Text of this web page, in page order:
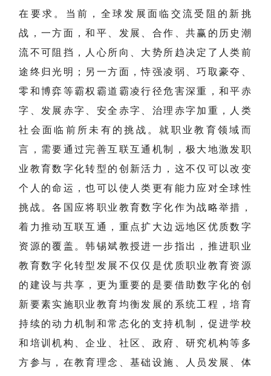
在要求。当前，全球发展面临交流受阻的新挑
战，一方面，和平、发展、合作、共赢的历史潮
流不可阻挡，人心所向、大势所趋决定了人类前
途终归光明；另一方面，恃强凌弱、巧取豪夺、
零和博弈等霸权霸道霸凌行径危害深重，和平赤
字、发展赤字、安全赤字、治理赤字加重，人类
社会面临前所未有的挑战。就职业教育领域而
言，需要通过完善互联互通机制，极大地激发职
业教育数字化转型的创新活力，这不仅可以改变
个人的命运，也可以使人类更有能力应对全球性
挑战。各国应将职业教育数字化作为战略举措，
着力推动互联互通，重点扩大边远地区优质数字
资源的覆盖。韩锡斌教授进一步指出，推进职业
教育数字化转型发展不仅仅是优质职业教育资源
的建设与共享，更为重要的是要借助数字化的创
新要素实施职业教育均衡发展的系统工程，培育
持续的动力机制和常态化的支持机制，促进学校
和培训机构、企业、社区、政府、研究机构等多
方参与，在教育理念、基础设施、人员发展、体